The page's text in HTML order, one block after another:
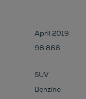
April 2019
98.866
SUV
Benzine